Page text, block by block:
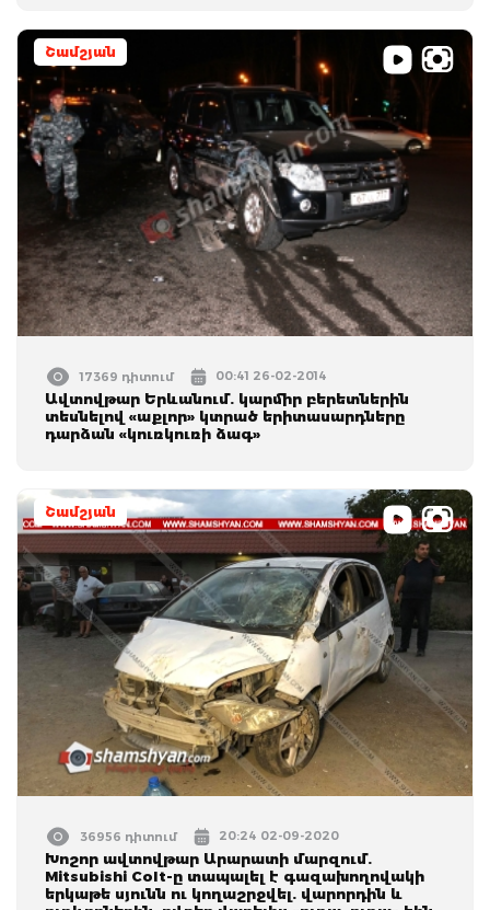
Շամշյան
17369 դիտում 00:41 26-02-2014
Ավտովթար Երևանում. կարմիր բերետներին
տեսնելով «աքլոր» կտրած երիտասարդները
դարձան «կուռկուռի ձագ»
Շամշյան
36956 դիտում 20:24 02-09-2020
Խոշոր ավտովթար Արարատի մարզում.
Mitsubishi Colt-ը տապալել է գազախողովակի
երկաթե սյունն ու կողաշրջվել. վարորդին և